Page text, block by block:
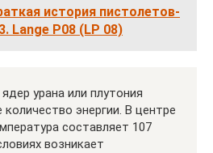
история пистолетов-
Lange Р08 (LP 08)
урана или плутония
энергии. В центре
составляет 107
возникает